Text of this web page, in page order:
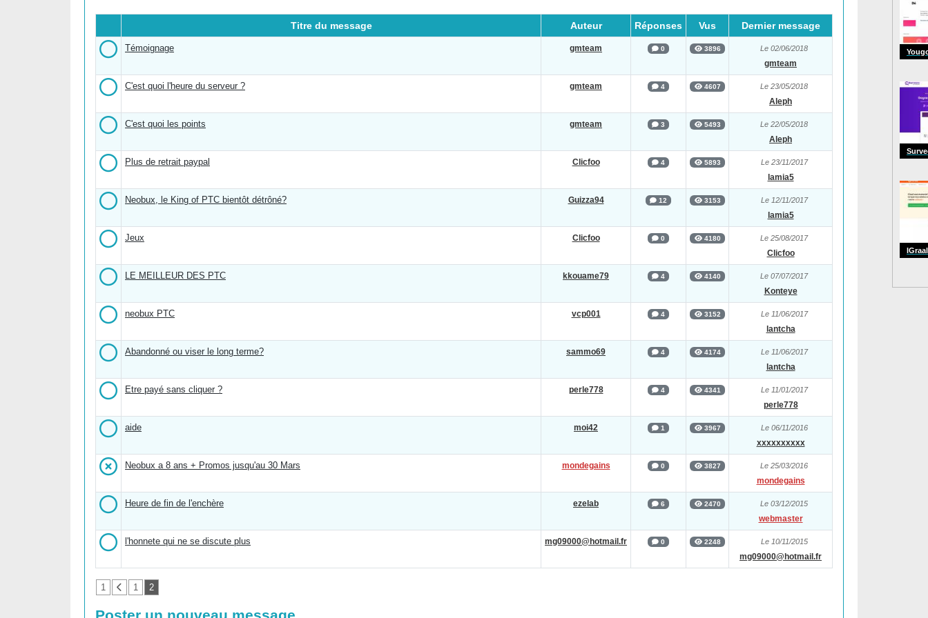
Titre du message Auteur Réponses Vus Dernier message
Témoignage gmteam 0 3896 Le 02/06/2018
gmteam
C'est quoi l'heure du serveur ? gmteam 4 4607 Le 23/05/2018
Aleph
C'est quoi les points gmteam 3 5493 Le 22/05/2018
Aleph
Plus de retrait paypal Clicfoo 4 5893 Le 23/11/2017
lamia5
Neobux, le King of PTC bientôt détrôné? Guizza94 12 3153 Le 12/11/2017
lamia5
Jeux Clicfoo 0 4180 Le 25/08/2017
Clicfoo
LE MEILLEUR DES PTC kkouame79 4 4140 Le 07/07/2017
Konteye
neobux PTC vcp001 4 3152 Le 11/06/2017
lantcha
Abandonné ou viser le long terme? sammo69 4 4174 Le 11/06/2017
lantcha
Etre payé sans cliquer ? perle778 4 4341 Le 11/01/2017
perle778
aide moi42 1 3967 Le 06/11/2016
xxxxxxxxxx
Neobux a 8 ans + Promos jusqu'au 30 Mars mondegains 0 3827 Le 25/03/2016
mondegains
Heure de fin de l'enchère ezelab 6 2470 Le 03/12/2015
webmaster
l'honnete qui ne se discute plus mg09000@hotmail.fr 0 2248 Le 10/11/2015
mg09000@hotmail.fr
1 1 2
IGraal